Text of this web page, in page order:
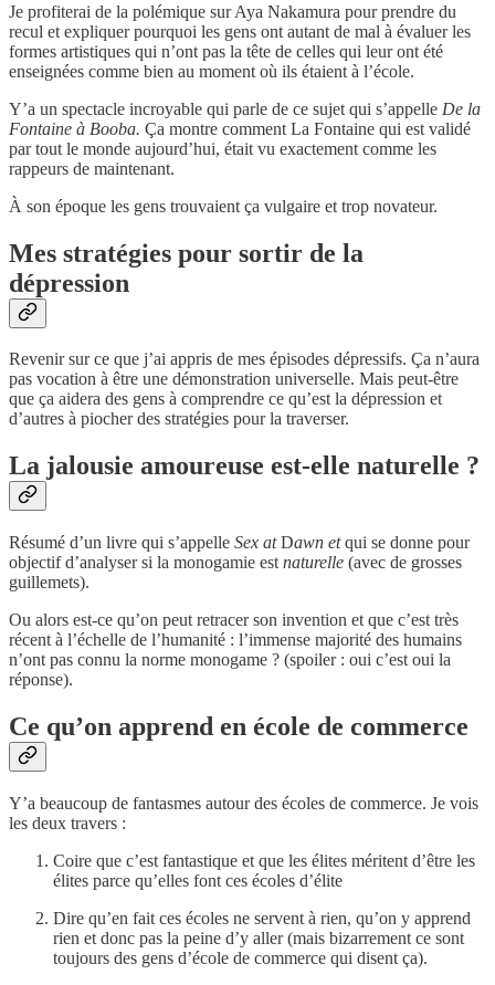
Je profiterai de la polémique sur Aya Nakamura pour prendre du
recul et expliquer pourquoi les gens ont autant de mal à évaluer les
formes artistiques qui n’ont pas la tête de celles qui leur ont été
enseignées comme bien au moment où ils étaient à l’école.
Y’a un spectacle incroyable qui parle de ce sujet qui s’appelle De la
Fontaine à Booba. Ça montre comment La Fontaine qui est validé
par tout le monde aujourd’hui, était vu exactement comme les
rappeurs de maintenant.
À son époque les gens trouvaient ça vulgaire et trop novateur.
Mes stratégies pour sortir de la
dépression
Revenir sur ce que j’ai appris de mes épisodes dépressifs. Ça n’aura
pas vocation à être une démonstration universelle. Mais peut-être
que ça aidera des gens à comprendre ce qu’est la dépression et
d’autres à piocher des stratégies pour la traverser.
La jalousie amoureuse est-elle naturelle ?
Résumé d’un livre qui s’appelle Sex atDawn etqui se donne pour
objectif d’analyser si la monogamie est naturelle (avec de grosses
guillemets).
Ou alors est-ce qu’on peut retracer son invention et que c’est très
récent à l’échelle de l’humanité : l’immense majorité des humains
n’ont pas connu la norme monogame ? (spoiler : oui c’est oui la
réponse).
Ce qu’on apprend en école de commerce
Y’a beaucoup de fantasmes autour des écoles de commerce. Je vois
les deux travers :
Coire que c’est fantastique et que les élites méritent d’être les
élites parce qu’elles font ces écoles d’élite
Dire qu’en fait ces écoles ne servent à rien, qu’on y apprend
rien et donc pas la peine d’y aller (mais bizarrement ce sont
toujours des gens d’école de commerce qui disent ça).